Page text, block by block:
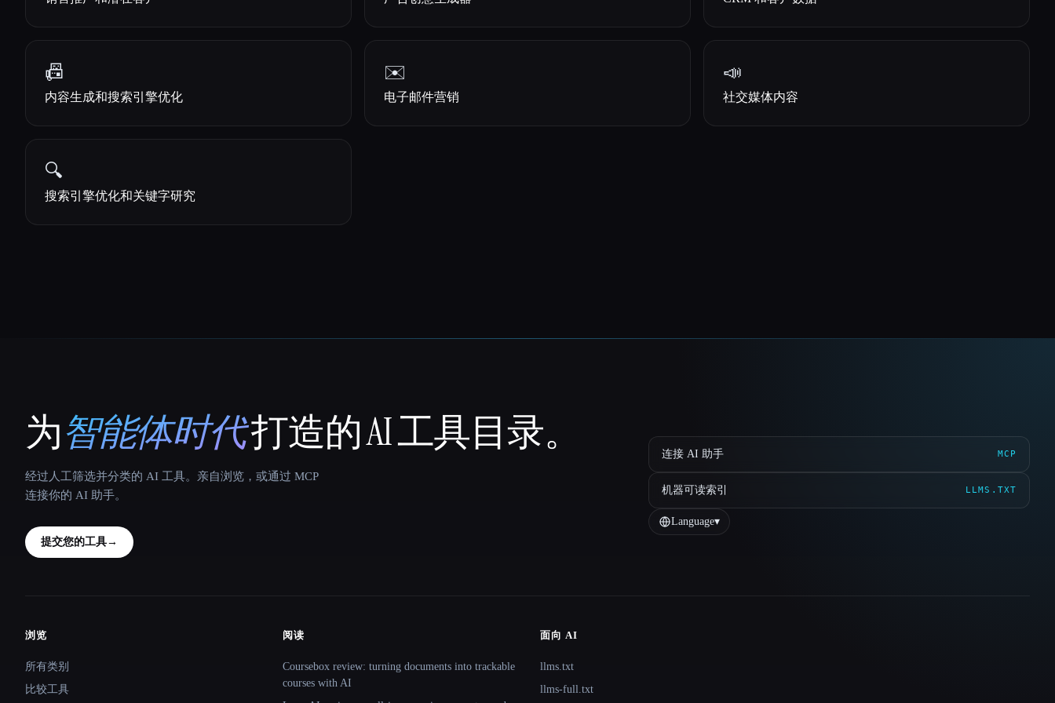
📠
内容生成和搜索引擎优化
✉️
电子邮件营销
📣
社交媒体内容
🔍
搜索引擎优化和关键字研究
That AI Collection
为智能体时代打造的 AI 工具目录。
经过人工筛选并分类的 AI 工具。亲自浏览，或通过 MCP
连接你的 AI 助手。
提交您的工具→
连接 AI 助手 MCP
机器可读索引 LLMS.TXT
Language▾
Site navigation
浏览
所有类别
比较工具
阅读
Coursebox review: turning documents into trackable
courses with AI
面向 AI
llms.txt
llms-full.txt